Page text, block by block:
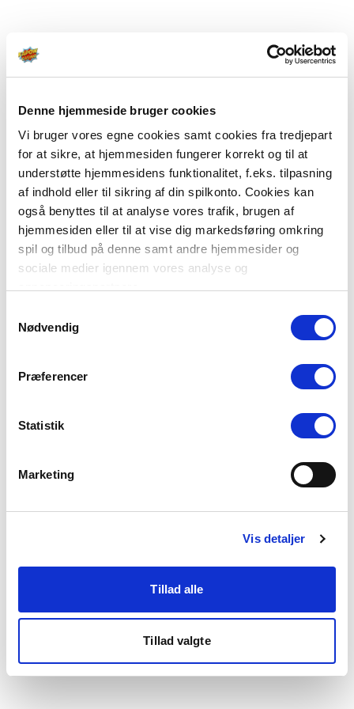
Denne hjemmeside bruger cookies
Vi bruger vores egne cookies samt cookies fra tredjepart
for at sikre, at hjemmesiden fungerer korrekt og til at
understøtte hjemmesidens funktionalitet, f.eks. tilpasning
af indhold eller til sikring af din spilkonto. Cookies kan
også benyttes til at analyse vores trafik, brugen af
hjemmesiden eller til at vise dig markedsføring omkring
spil og tilbud på denne samt andre hjemmesider og
sociale medier igennem vores analyse og
Du kan læse mere om vores brug af cookies under
"Detaljer" eller ved at klikke videre til vores Cookiepolitik,
Nødvendig
Præferencer
Statistik
Marketing
Vis detaljer
Tillad alle
Tillad valgte